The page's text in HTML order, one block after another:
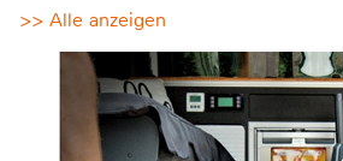
>> Alle anzeigen